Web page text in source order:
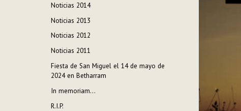
Noticias 2014
Noticias 2013
Noticias 2012
Noticias 2011
Fiesta de San Miguel el 14 de mayo de
2024 en Betharram
In memoriam...
R.I.P.